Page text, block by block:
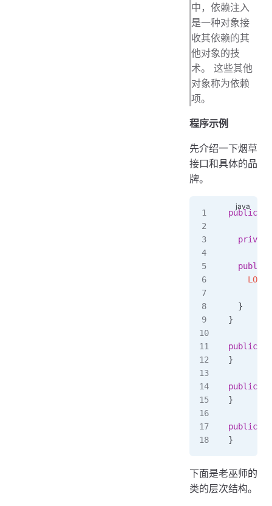
中，依赖注入
是一种对象接
收其依赖的其
他对象的技
术。 这些其他
对象称为依赖
项。
程序示例
先介绍一下烟草
接口和具体的品
牌。
public
  private
  public
  }
}
public
}
public
}
public
}
下面是老巫师的
类的层次结构。